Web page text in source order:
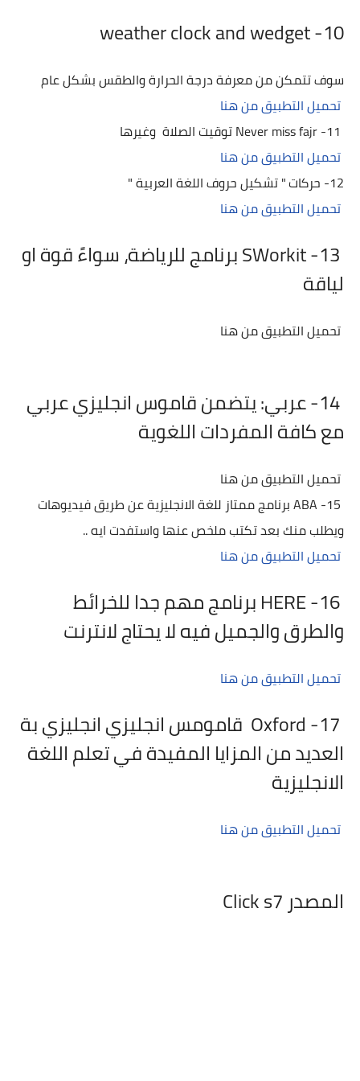
10- weather clock and wedget
سوف تتمكن من معرفة درجة الحرارة والطقس بشكل عام
تحميل التطبيق من هنا
تحميل التطبيق من هنا
12- حركات " تشكيل حروف اللغة العربية "
تحميل التطبيق من هنا
13- SWorkit برنامج للرياضة، سواءً قوة او
لياقة
تحميل التطبيق من هنا
14- عربي: يتضمن قاموس انجليزي عربي
مع كافة المفردات اللغوية
تحميل التطبيق من هنا
15- ABA برنامج ممتاز للغة الانجليزية عن طريق فيديوهات
ويطلب منك بعد تكتب ملخص عنها واستفدت ايه ..
تحميل التطبيق من هنا
16- HERE برنامج مهم جدا للخرائط
والطرق والجميل فيه لا يحتاج لانترنت
تحميل التطبيق من هنا
17- Oxford قامومس انجليزي انجليزي بة
العديد من المزايا المفيدة في تعلم اللغة
الانجليزية
تحميل التطبيق من هنا
المصدر Click s7